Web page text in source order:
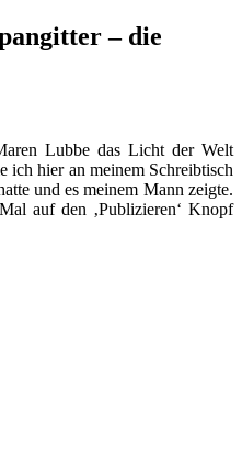
– die
Lubbe das Licht der Welt
ich hier an meinem Schreibtisch
und es meinem Mann zeigte.
auf den ‚Publizieren‘ Knopf